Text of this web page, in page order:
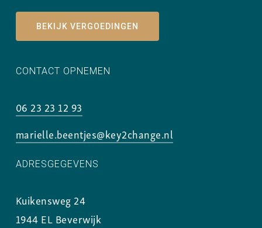
BEKIJK VERGOEDINGEN
CONTACT OPNEMEN
06 23 23 12 93
marielle.beentjes@key2change.nl
ADRESGEGEVENS
Kuikensweg 24
1944 EL Beverwijk